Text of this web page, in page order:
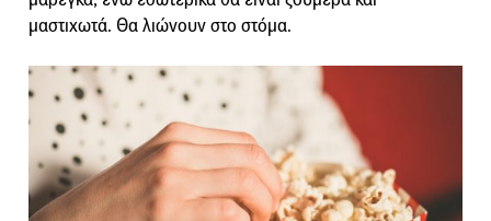
μαστιχωτά. Θα λιώνουν στο στόμα.